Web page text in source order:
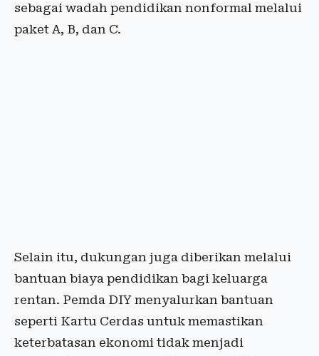
sebagai wadah pendidikan nonformal melalui
paket A, B, dan C.
Selain itu, dukungan juga diberikan melalui
bantuan biaya pendidikan bagi keluarga
rentan. Pemda DIY menyalurkan bantuan
seperti Kartu Cerdas untuk memastikan
keterbatasan ekonomi tidak menjadi